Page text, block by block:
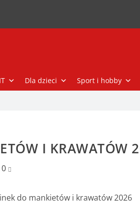
Dla dzieci Sport i hobby
I KRAWATÓW
0
do mankietów i krawatów 2026